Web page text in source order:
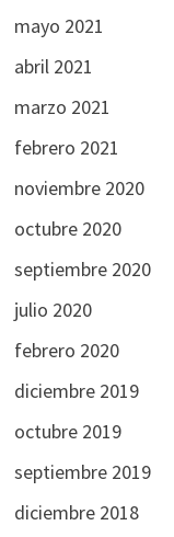
mayo 2021
abril 2021
marzo 2021
febrero 2021
noviembre 2020
octubre 2020
septiembre 2020
julio 2020
febrero 2020
diciembre 2019
octubre 2019
septiembre 2019
diciembre 2018